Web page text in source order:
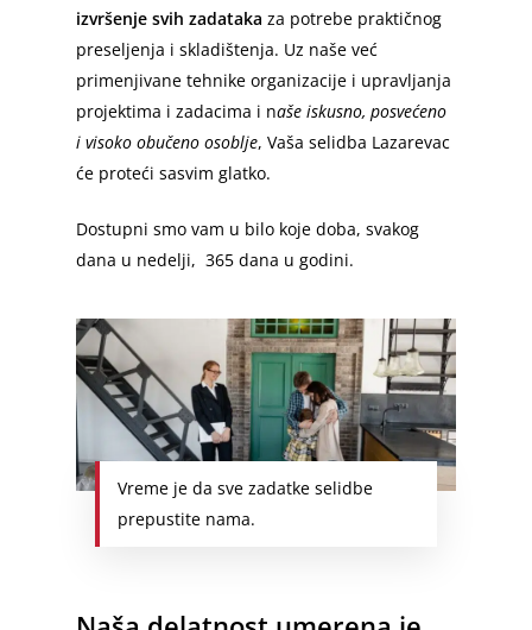
izvršenje svih zadataka za potrebe praktičnog
preseljenja i skladištenja. Uz naše već
primenjivane tehnike organizacije i upravljanja
projektima i zadacima i naše iskusno, posvećeno
i visoko obučeno osoblje, Vaša selidba Lazarevac
će proteći sasvim glatko.
Dostupni smo vam u bilo koje doba, svakog
dana u nedelji, 365 dana u godini.
Vreme je da sve zadatke selidbe
prepustite nama.
Početna